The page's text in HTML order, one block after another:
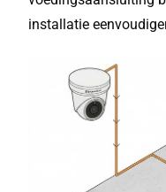
installatie